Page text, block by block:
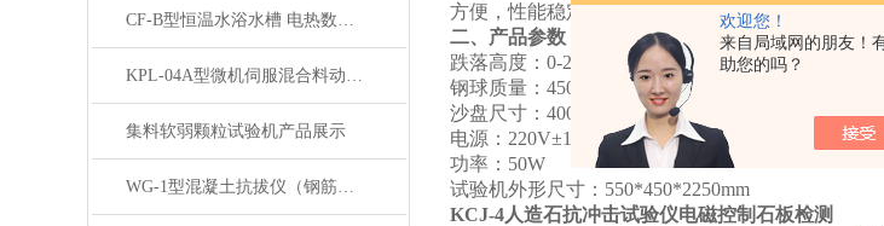
欢迎您！
来自局域网的朋友！
助您的吗？
CF-B型恒温水浴水槽 电热数显实验室水浴锅加热产品展示
KPL-04A型微机伺服混合料动态疲劳试验机产品展示
集料软弱颗粒试验机产品展示
WG-1型混凝土抗拔仪（钢筋握裹力试验）产品展示
方便，性能稳定安全。单臂设置，可方便地放置试
二、 产品参数
跌落高度： 0-2000mm （电磁控制）
钢球质量： 450g 225g、750g
沙盘尺寸： 400*400*30
电源： 220V±10%50Hz 2A
功率： 50W
试验机外形尺寸： 550*450*2250mm
KCJ-4人造石抗冲击试验仪电磁控制石板检测